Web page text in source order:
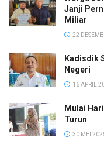
Janji
Miliar
22
Kadisdik
Negeri
16 APRIL
Mulai
Turun
30 MEI